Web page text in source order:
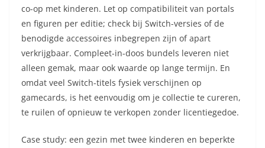
co-op met kinderen. Let op compatibiliteit van portals
en figuren per editie; check bij Switch-versies of de
benodigde accessoires inbegrepen zijn of apart
verkrijgbaar. Compleet-in-doos bundels leveren niet
alleen gemak, maar ook waarde op lange termijn. En
omdat veel Switch-titels fysiek verschijnen op
gamecards, is het eenvoudig om je collectie te cureren,
te ruilen of opnieuw te verkopen zonder licentiegedoe.
Case study: een gezin met twee kinderen en beperkte